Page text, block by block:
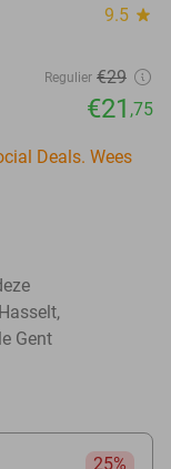
9.5 star
Regulier €29
€21 ,75
Deals. Wees
Gent
25%